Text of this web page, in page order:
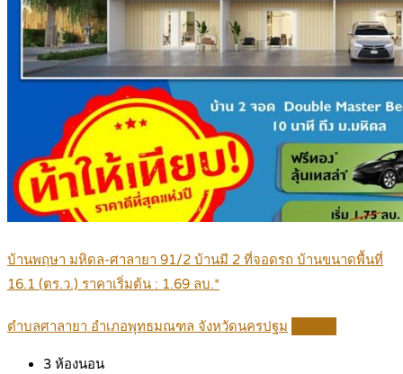
บ้านพฤษา มหิดล-ศาลายา 91/2 บ้านมี 2 ที่จอดรถ บ้านขนาดพื้นที่
16.1 (ตร.ว.) ราคาเริ่มต้น : 1.69 ลบ.*
ตำบลศาลายา อำเภอพุทธมณฑล จังหวัดนครปฐม
3 ห้องนอน